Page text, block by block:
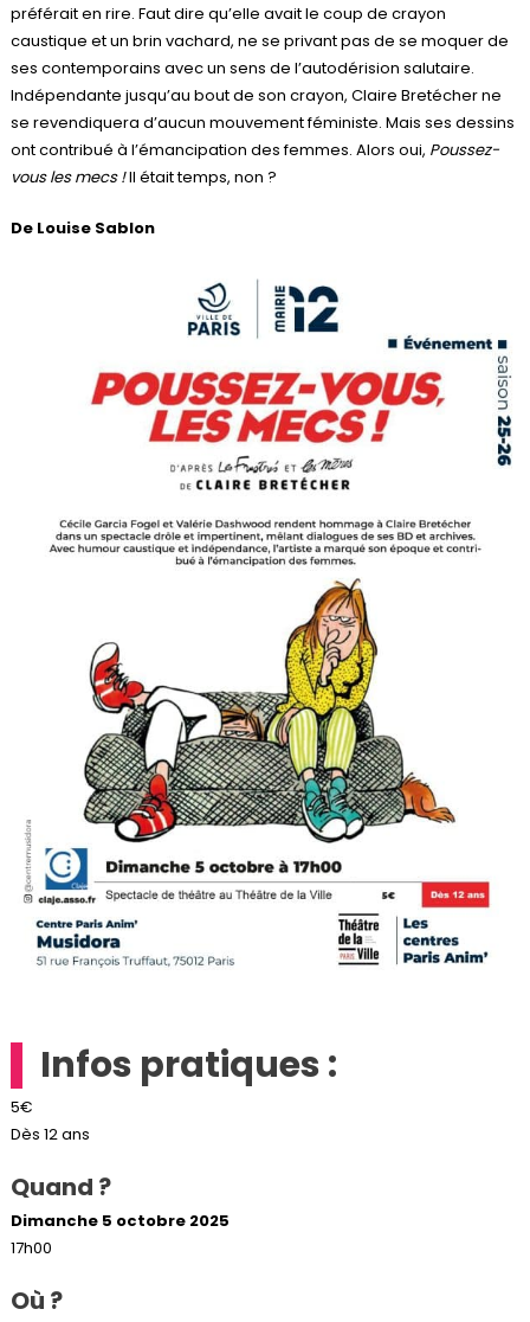
préférait en rire. Faut dire qu’elle avait le coup de crayon
caustique et un brin vachard, ne se privant pas de se moquer de
ses contemporains avec un sens de l’autodérision salutaire.
Indépendante jusqu’au bout de son crayon, Claire Bretécher ne
se revendiquera d’aucun mouvement féministe. Mais ses dessins
ont contribué à l’émancipation des femmes. Alors oui, Poussez-
vous les mecs !Il était temps, non ?
De Louise Sablon
Infos pratiques :
5€
Dès 12 ans
Quand ?
Dimanche 5 octobre 2025
17h00
Où ?